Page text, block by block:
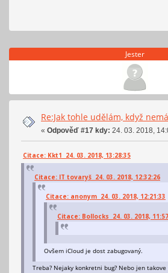
Jester
Re:Jak tohle udělám, když
« Odpověď #17 kdy: 24. 03. 2018,
Citace: Kkt1 24. 03. 2018, 13:28:35
Citace: IT tovaryš 24. 03. 2018, 12:32:26
Citace: anonym 24. 03. 2018, 12:21:33
Citace: Bollocks 24. 03. 2018,
Ovšem iCloud je dost zabugovaný.
Treba? Nejaky konkretni bug? Nebo jen